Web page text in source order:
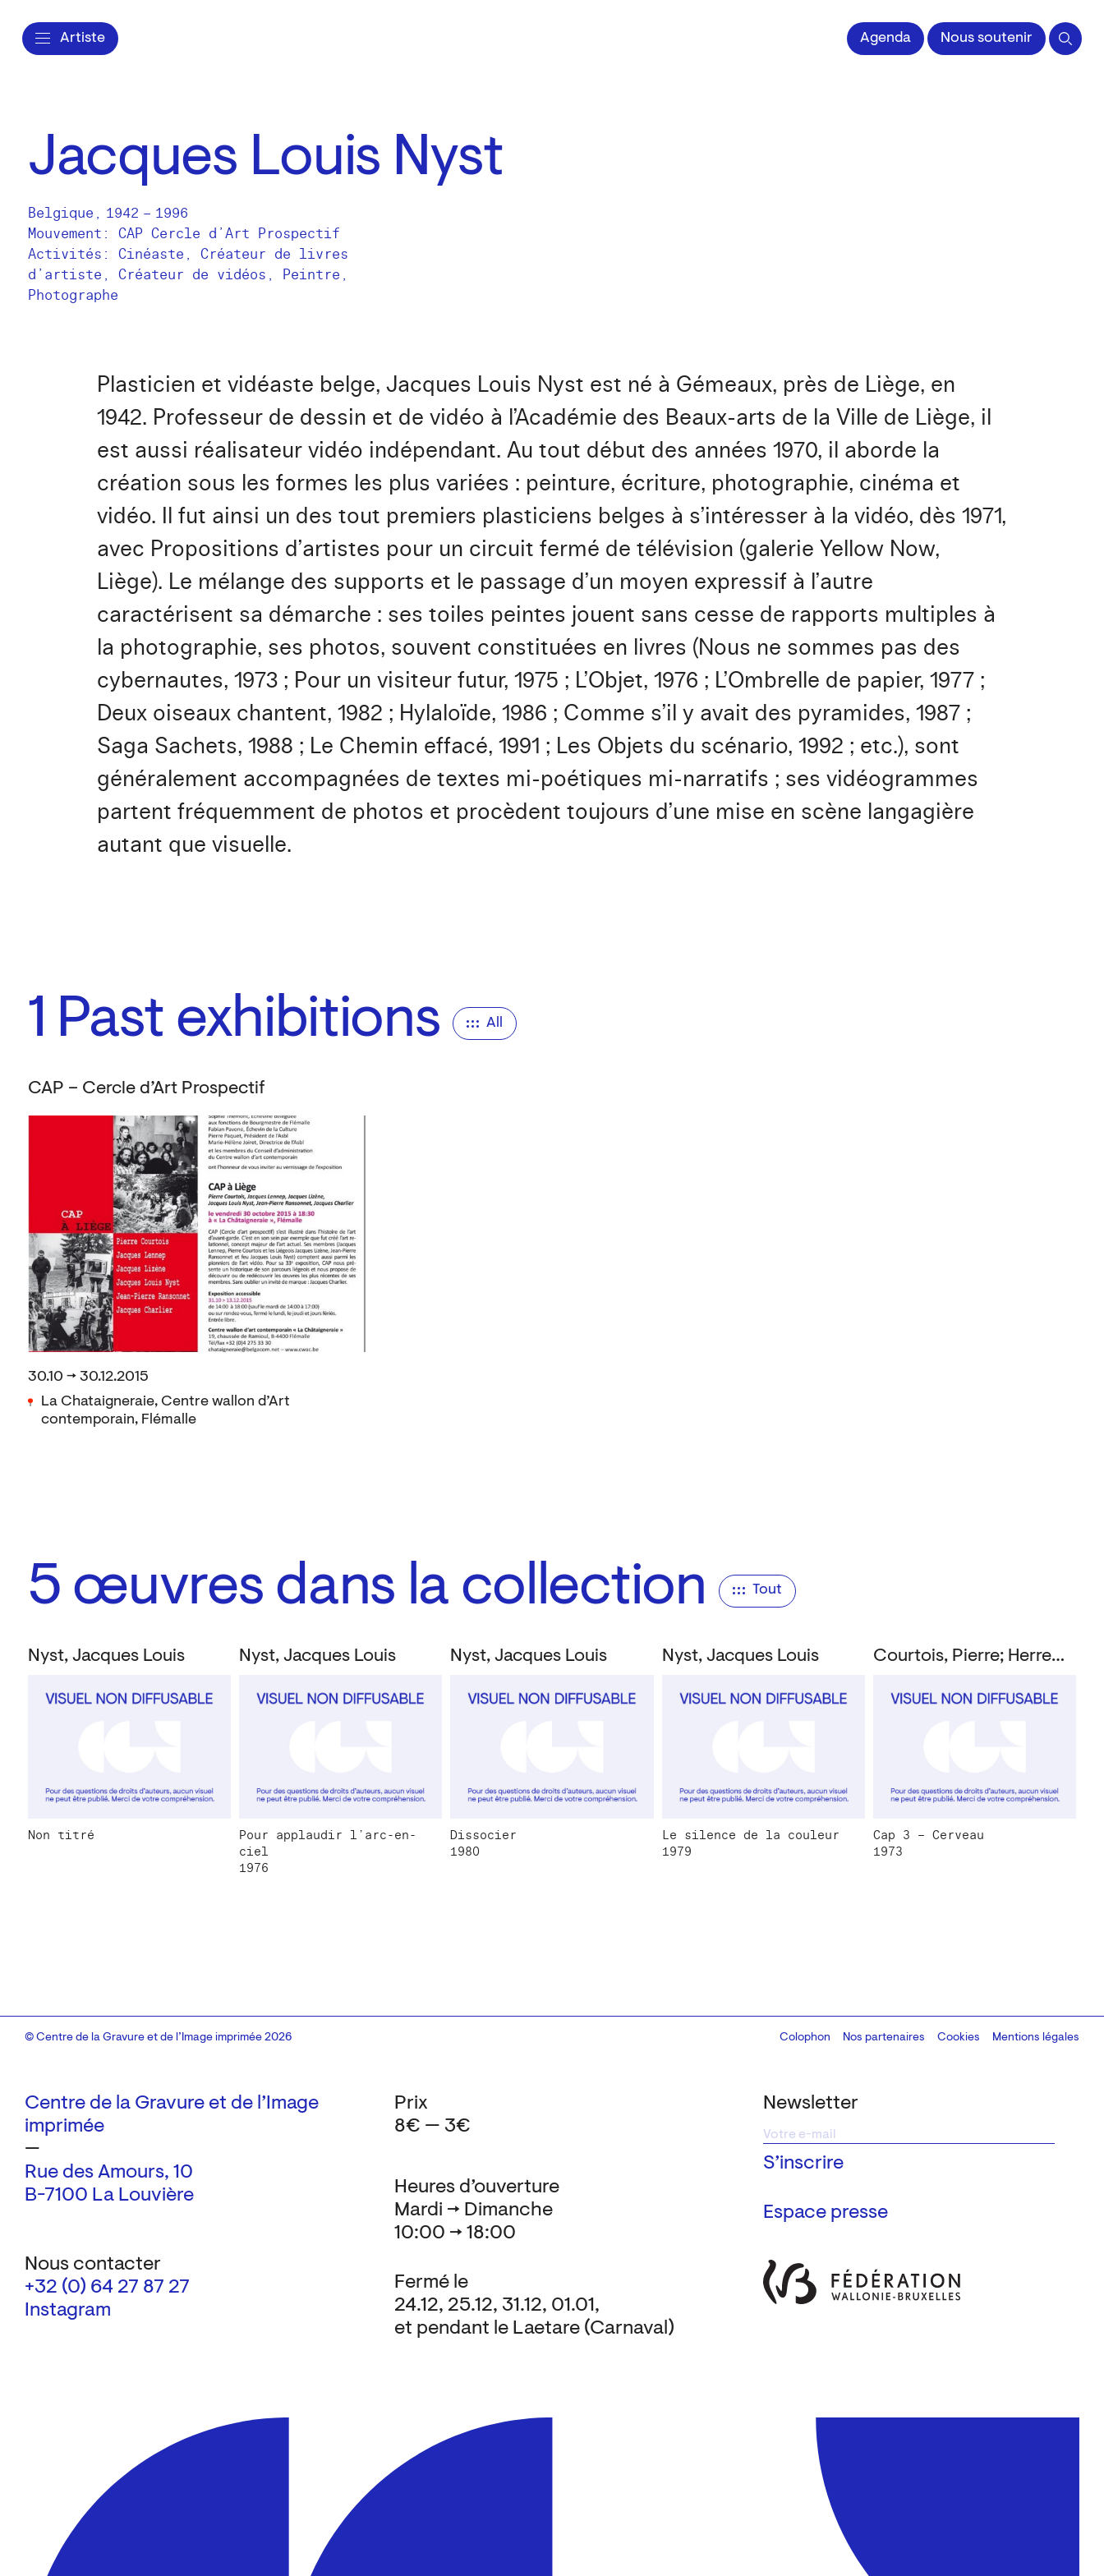
Artiste Agenda Nous soutenir
Jacques Louis Nyst
Belgique , 1942 – 1996
Mouvement: CAP Cercle d’Art Prospectif
Activités: Cinéaste
Créateur de livres
d’artiste
Créateur de vidéos
Peintre
Photographe
Plasticien et vidéaste belge, Jacques Louis Nyst est né à Gémeaux, près de Liège, en
1942. Professeur de dessin et de vidéo à l’Académie des Beaux-arts de la Ville de Liège, il
est aussi réalisateur vidéo indépendant. Au tout début des années 1970, il aborde la
création sous les formes les plus variées : peinture, écriture, photographie, cinéma et
vidéo. Il fut ainsi un des tout premiers plasticiens belges à s’intéresser à la vidéo, dès 1971,
avec Propositions d’artistes pour un circuit fermé de télévision (galerie Yellow Now,
Liège). Le mélange des supports et le passage d’un moyen expressif à l’autre
caractérisent sa démarche : ses toiles peintes jouent sans cesse de rapports multiples à
la photographie, ses photos, souvent constituées en livres (Nous ne sommes pas des
cybernautes, 1973 ; Pour un visiteur futur, 1975 ; L’Objet, 1976 ; L’Ombrelle de papier, 1977 ;
Deux oiseaux chantent, 1982 ; Hylaloïde, 1986 ; Comme s’il y avait des pyramides, 1987 ;
Saga Sachets, 1988 ; Le Chemin effacé, 1991 ; Les Objets du scénario, 1992 ; etc.), sont
généralement accompagnées de textes mi-poétiques mi-narratifs ; ses vidéogrammes
partent fréquemment de photos et procèdent toujours d’une mise en scène langagière
autant que visuelle.
1 Past exhibitions All
CAP – Cercle d’Art Prospectif
30.10 → 30.12.2015
La Chataigneraie, Centre wallon d’Art
contemporain, Flémalle
5 œuvres dans la collection Tout
Nyst, Jacques Louis
Non titré
Nyst, Jacques Louis
Pour applaudir l’arc-en-
ciel
1976
Nyst, Jacques Louis
Dissocier
1980
Nyst, Jacques Louis
Le silence de la couleur
1979
Courtois, Pierre; Herreyns, Gilbert; Gehain, Michel; Lizène, Jacques; Nyst, Jacques Louis; Horváth, Pál et al.
Cap 3 – Cerveau
1973
Centre de la Gravure et de l’Image
imprimée
—
Rue des Amours, 10
B-7100 La Louvière
Nous contacter
+32 (0) 64 27 87 27
Instagram
Newsletter
Espace presse
Heures d’ouverture
Mardi → Dimanche
10:00 → 18:00
Fermé le
24.12, 25.12, 31.12, 01.01,
et pendant le Laetare (Carnaval)
Prix
8€ — 3€
© Centre de la Gravure et de l’Image imprimée 2026 Colophon
Design:Marcel Kaczmarek, code:8080.studio
Nos partenaires Cookies Mentions légales